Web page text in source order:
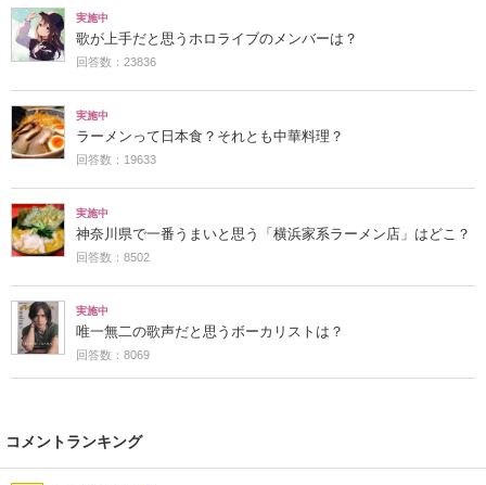
実施中
歌が上手だと思うホロライブのメンバーは？
回答数：23836
実施中
ラーメンって日本食？それとも中華料理？
回答数：19633
実施中
神奈川県で一番うまいと思う「横浜家系ラーメン店」はどこ？
回答数：8502
実施中
唯一無二の歌声だと思うボーカリストは？
回答数：8069
コメントランキング